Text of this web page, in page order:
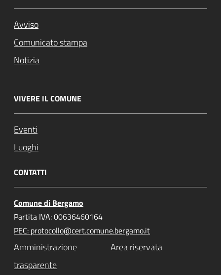
Avviso
Comunicato stampa
Notizia
VIVERE IL COMUNE
Eventi
Luoghi
CONTATTI
Comune di Bergamo
Partita IVA: 00636460164
PEC: protocollo@cert.comune.bergamo.it
Amministrazione
trasparente
Area riservata